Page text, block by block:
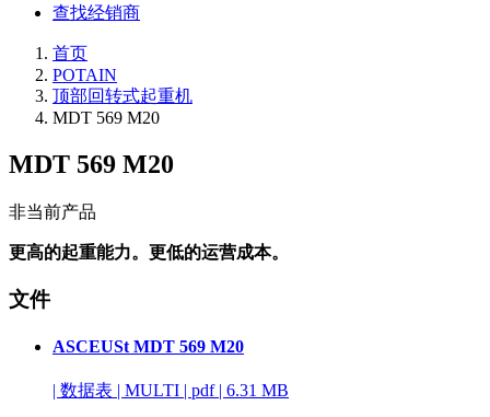
查找经销商
首页
POTAIN
顶部回转式起重机
MDT 569 M20
MDT 569 M20
非当前产品
更高的起重能力。更低的运营成本。
文件
ASCEUSt MDT 569 M20
| 数据表 | MULTI | pdf | 6.31 MB